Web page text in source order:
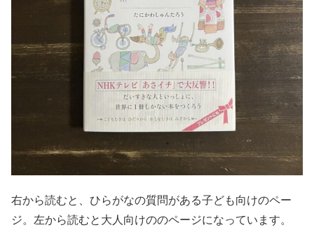
右から読むと、ひらがなの質問がある子ども向けのペー
ジ。左から読むと大人向けののページになっています。